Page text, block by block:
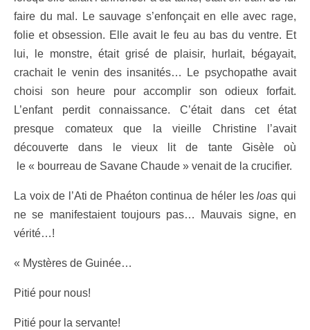
faire du mal. Le sauvage s’enfonçait en elle avec rage,
folie et obsession. Elle avait le feu au bas du ventre. Et
lui, le monstre, était grisé de plaisir, hurlait, bégayait,
crachait le venin des insanités… Le psychopathe avait
choisi son heure pour accomplir son odieux forfait.
L’enfant perdit connaissance. C’était dans cet état
presque comateux que la vieille Christine l’avait
découverte dans le vieux lit de tante Gisèle où
le « bourreau de Savane Chaude » venait de la crucifier.
La voix de l’Ati de Phaéton continua de héler lesloas qui
ne se manifestaient toujours pas… Mauvais signe, en
vérité…!
« Mystères de Guinée…
Pitié pour nous!
Pitié pour la servante!